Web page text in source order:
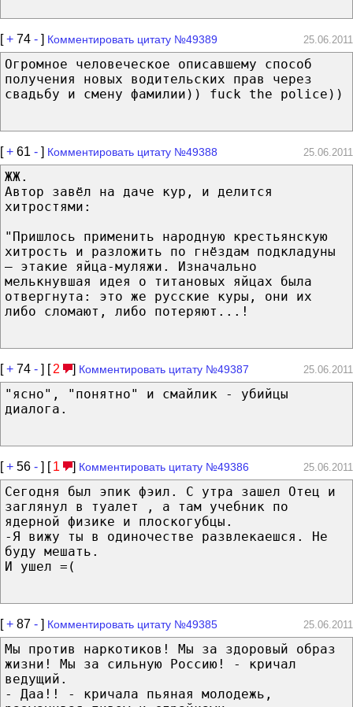
[+ 74 - ] Комментировать цитату №49389 25.06.2011
Огромное человеческое описавшему способ
получения новых водительских прав через
свадьбу и смену фамилии)) fuck the police))
[+ 61 - ] Комментировать цитату №49388 25.06.2011
ЖЖ.
Автор завёл на даче кур, и делится
хитростями:
"Пришлось применить народную крестьянскую
хитрость и разложить по гнёздам подкладуны
— этакие яйца-муляжи. Изначально
мелькнувшая идея о титановых яйцах была
отвергнута: это же русские куры, они их
либо сломают, либо потеряют...!
[+ 74 - ] [ 2 ] Комментировать цитату №49387 25.06.2011
"ясно", "понятно" и смайлик - убийцы
диалога.
[+ 56 - ] [ 1 ] Комментировать цитату №49386 25.06.2011
Сегодня был эпик фэил. С утра зашел Отец и
заглянул в туалет , а там учебник по
ядерной физике и плоскогубцы.
-Я вижу ты в одиночестве развлекаешся. Не
буду мешать.
И ушел =(
[+ 87 - ] Комментировать цитату №49385 25.06.2011
Мы против наркотиков! Мы за здоровый образ
жизни! Мы за сильную Россию! - кричал
ведущий.
- Даа!! - кричала пьяная молодежь,